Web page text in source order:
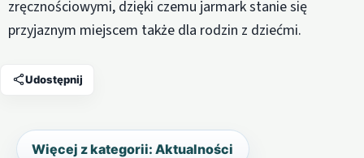
zręcznościowymi, dzięki czemu jarmark stanie się
przyjaznym miejscem także dla rodzin z dziećmi.
Udostępnij
Więcej z kategorii: Aktualności